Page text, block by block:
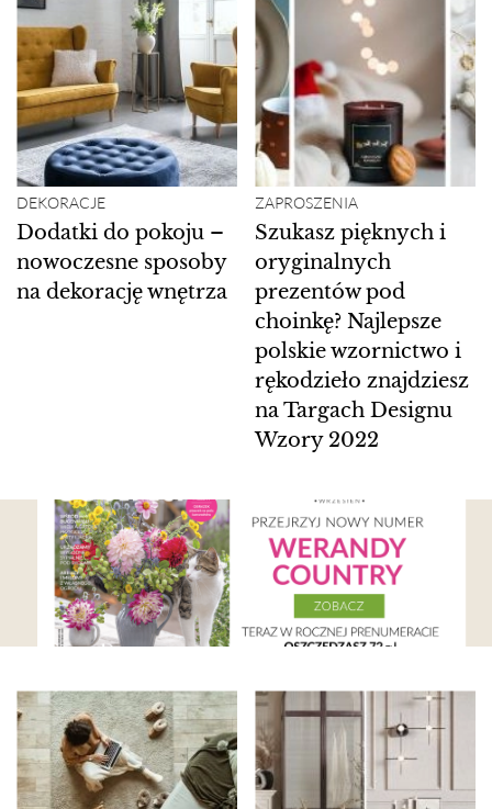
DEKORACJE
Dodatki do pokoju –
nowoczesne sposoby
na dekorację wnętrza
ZAPROSZENIA
Szukasz pięknych i
oryginalnych
prezentów pod
choinkę? Najlepsze
polskie wzornictwo i
rękodzieło znajdziesz
na Targach Designu
Wzory 2022